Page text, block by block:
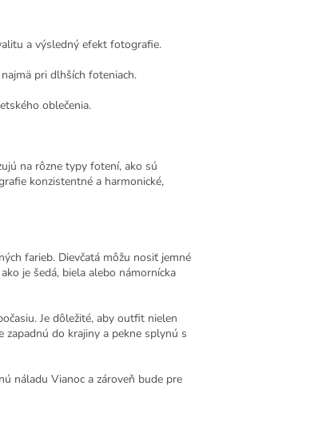
a výsledný efekt fotografie.
pri dlhších foteniach.
oblečenia.
na rôzne typy fotení, ako sú
konzistentné a harmonické,
farieb. Dievčatá môžu nosiť jemné
je šedá, biela alebo námornícka
Je dôležité, aby outfit nielen
zapadnú do krajiny a pekne splynú s
náladu Vianoc a zároveň bude pre